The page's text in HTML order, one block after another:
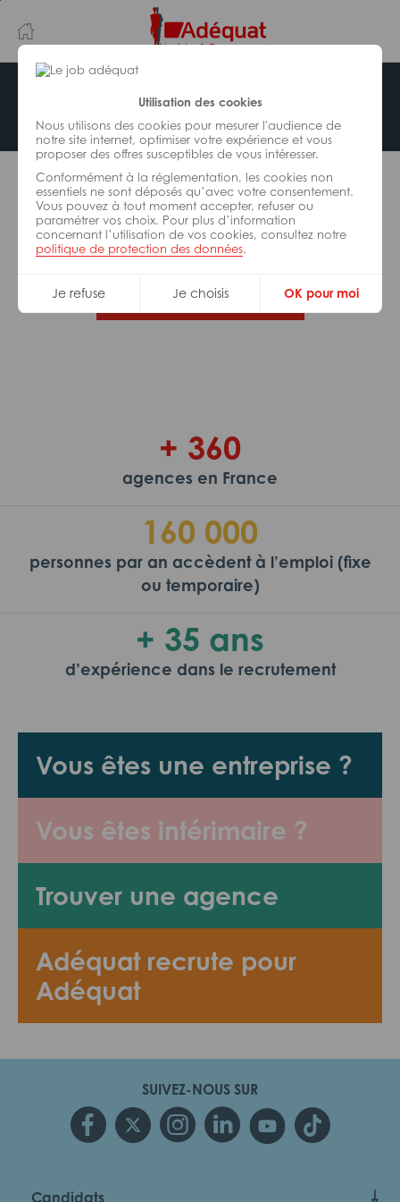
Utilisation des cookies
Nous utilisons des cookies pour mesurer l'audience de
notre site internet, optimiser votre expérience et vous
proposer des offres susceptibles de vous intéresser.
Conformément à la réglementation, les cookies non
essentiels ne sont déposés qu’avec votre consentement.
Vous pouvez à tout moment accepter, refuser ou
paramétrer vos choix. Pour plus d’information
concernant l’utilisation de vos cookies, consultez notre
politique de protection des données.
Je refuse Je choisis OK pour moi
au
contenu
principal
navigation
Offre indisponible
L’offre d’emploi que vous tentez de consulter n’est
plus disponible.
De nombreuses autres missions peuvent vous
correspondre, consultez toutes nos offres.
Trouvez votre job Adéquat !
Vous êtes une entreprise ?
Vous êtes intérimaire ?
Trouver une agence
Adéquat recrute pour
Adéquat
+ 360
agences en France
160 000
personnes par an accèdent à l’emploi (fixe
ou temporaire)
+ 35 ans
d’expérience dans le recrutement
SUIVEZ-NOUS SUR
Candidats